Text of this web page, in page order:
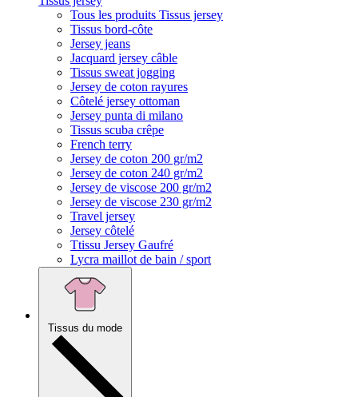
Tous les produits Tissus jersey
Tissus bord-côte
Jersey jeans
Jacquard jersey câble
Tissus sweat jogging
Jersey de coton rayures
Côtelé jersey ottoman
Jersey punta di milano
Tissus scuba crêpe
French terry
Jersey de coton 200 gr/m2
Jersey de coton 240 gr/m2
Jersey de viscose 200 gr/m2
Jersey de viscose 230 gr/m2
Travel jersey
Jersey côtelé
Ttissu Jersey Gaufré
Lycra maillot de bain / sport
Tissus du mode